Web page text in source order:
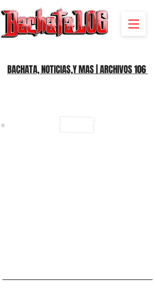
BACHATA, NOTICIAS,Y MAS | ARCHIVOS 106